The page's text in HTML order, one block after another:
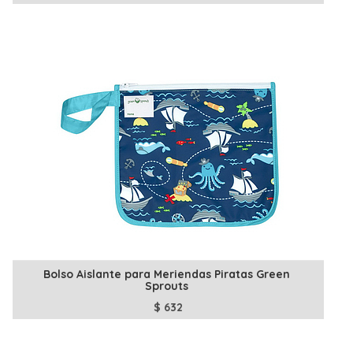
Bolso Aislante para Meriendas Piratas Green
Sprouts
$ 632